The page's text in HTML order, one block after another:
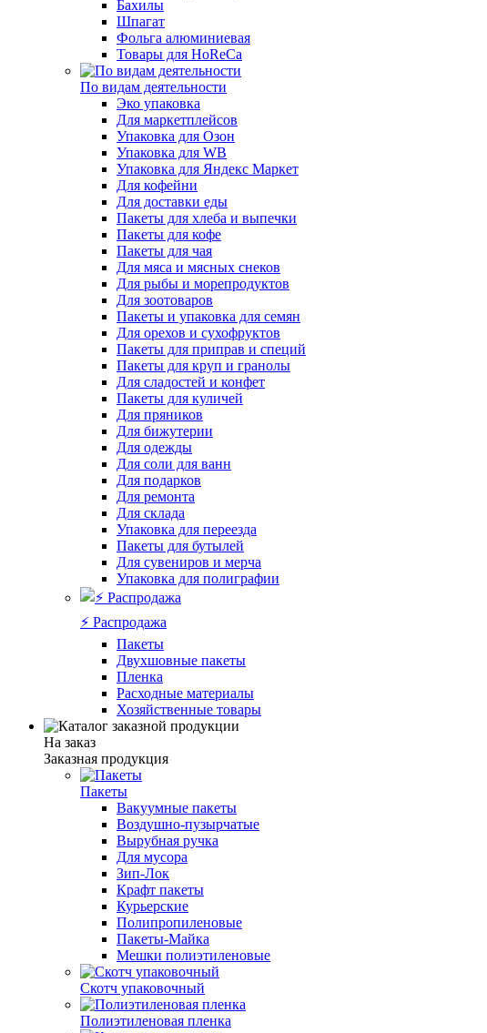
Бахилы
Шпагат
Фольга алюминиевая
Товары для HoReCa
По видам деятельности
Эко упаковка
Для маркетплейсов
Упаковка для Озон
Упаковка для WB
Упаковка для Яндекс Маркет
Для кофейни
Для доставки еды
Пакеты для хлеба и выпечки
Пакеты для кофе
Пакеты для чая
Для мяса и мясных снеков
Для рыбы и морепродуктов
Для зоотоваров
Пакеты и упаковка для семян
Для орехов и сухофруктов
Пакеты для приправ и специй
Пакеты для круп и гранолы
Для сладостей и конфет
Пакеты для куличей
Для пряников
Для бижутерии
Для одежды
Для соли для ванн
Для подарков
Для ремонта
Для склада
Упаковка для переезда
Пакеты для бутылей
Для сувениров и мерча
Упаковка для полиграфии
⚡️ Распродажа
Пакеты
Двухшовные пакеты
Пленка
Расходные материалы
Хозяйственные товары
На заказ
Заказная продукция
Пакеты
Вакуумные пакеты
Воздушно-пузырчатые
Вырубная ручка
Для мусора
Зип-Лок
Крафт пакеты
Курьерские
Полипропиленовые
Пакеты-Майка
Мешки полиэтиленовые
Скотч упаковочный
Полиэтиленовая пленка